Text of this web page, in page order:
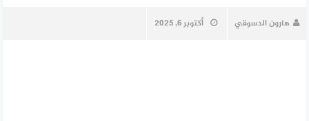
هارون الدسوقي أكتوبر 6, 2025